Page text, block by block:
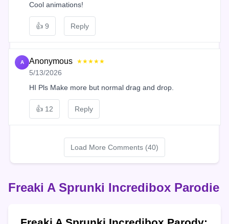
Cool animations!
👍 9 Reply
A Anonymous ★★★★★
5/13/2026
HI Pls Make more but normal drag and drop.
👍 12 Reply
Load More Comments (40)
Freaki A Sprunki Incredibox Parodie